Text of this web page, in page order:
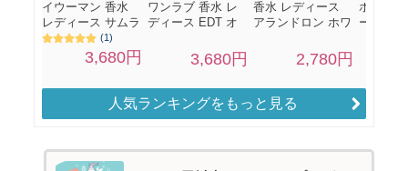
人気ランキングをもっと見る